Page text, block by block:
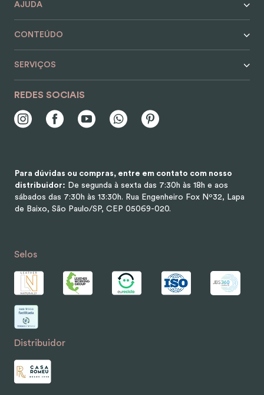
AJUDA
CONTEÚDO
SERVIÇOS
REDES SOCIAIS
Para dúvidas ou compras, entre em contato com nosso
distribuidor: De segunda à sexta das 7:30h às 18h e aos
sábados das 7:30h às 13:30h. Rua Engenheiro Fox Nº32, Lapa
de Baixo, São Paulo/SP, CEP 05069-020.
Selos
Distribuidor